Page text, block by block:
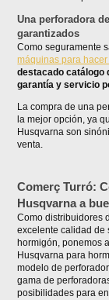
Una perforadora
garantizados
Como seguramente
máquinas para
destacado catálogo
garantía y servicio
La compra de una
la mejor opción, ya
Husqvarna son
venta.
Comerç Turró:
Husqvarna a
Como distribuidores
excelente calidad de
hormigón, ponemos
Husqvarna para
modelo de
gama de
posibilidades para